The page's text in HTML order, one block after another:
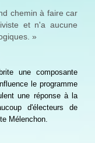
chemin à faire car
et n'a aucune
»
une composante
le programme
une réponse à la
d'électeurs de
Mélenchon.